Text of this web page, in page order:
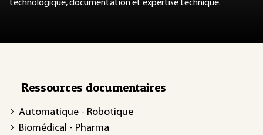
technologique, documentation et expertise technique.
Ressources documentaires
Automatique - Robotique
Biomédical - Pharma